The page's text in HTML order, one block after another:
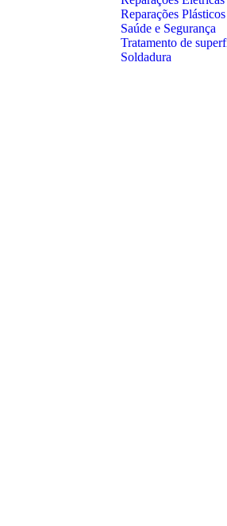
Reparações
Saúde e Segurança
Tratamento de
Soldadura